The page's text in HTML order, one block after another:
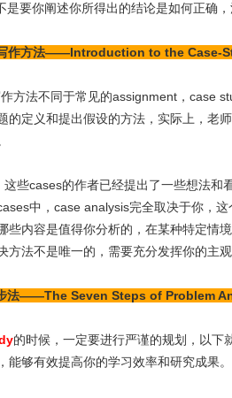
是要你阐述你所得出的结论是如何正确，
作方法——Introduction to the Case-
方法不同于常见的assignment，case
的定义和提出假设的方法，实际上，老
些cases的作者已经提出了一些想法和
中，case analysis完全取决于你，
些内容是值得你分析的，在某种特定情
方法不是唯一的，需要充分发挥你的主观
法——The Seven Steps of Problem
的时候，一定要进行严谨的规划，以
能够有效提高你的学习效率和研究成果。